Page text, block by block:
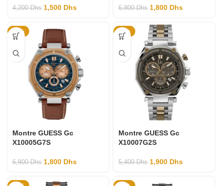
4,200Dhs 1,500 Dhs 6,800Dhs 1,800 Dhs
-74%
Montre GUESS Gc
X10005G7S
6,800Dhs 1,800 Dhs
-65%
Montre GUESS Gc
X10007G2S
5,400Dhs 1,900 Dhs